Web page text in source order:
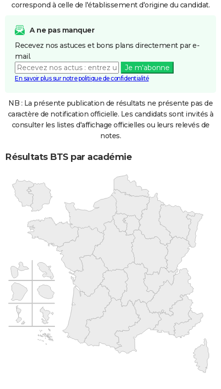
correspond à celle de l'établissement d'origine du candidat.
A ne pas manquer
Recevez nos astuces et bons plans directement par e-
mail.
Je m'abonne
En savoir plus sur notre politique de confidentialité
NB : La présente publication de résultats ne présente pas de
caractère de notification officielle. Les candidats sont invités à
consulter les listes d'affichage officielles ou leurs relevés de
notes.
Résultats BTS par académie